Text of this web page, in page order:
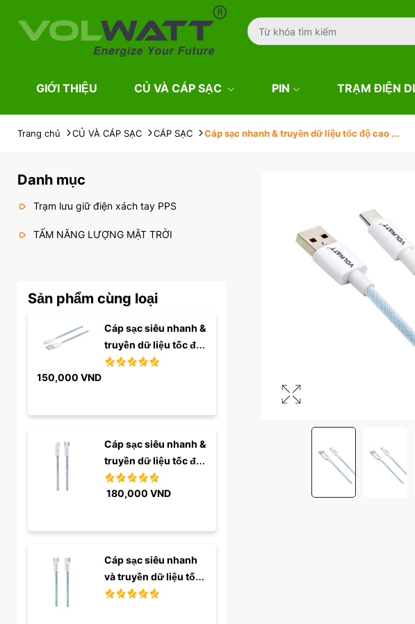
GIỚI THIỆU CỦ VÀ CÁP SẠC PIN TRẠM ĐIỆN
Trang chủ CỦ VÀ CÁP SẠC CÁP SẠC Cáp sạc nhanh & truyền dữ liệu tốc độ cao ...
Danh mục
Trạm lưu giữ điện xách tay PPS
TẤM NĂNG LƯỢNG MẶT TRỜI
Sản phẩm cùng loại
Cáp sạc siêu nhanh &
truyền dữ liệu tốc độ
...
150,000 VND
Cáp sạc siêu nhanh &
truyền dữ liệu tốc độ
...
180,000 VND
Cáp sạc siêu nhanh
và truyền dữ liệu tốc
độ ...